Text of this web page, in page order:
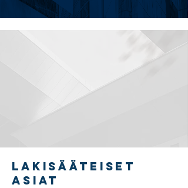
LAKISÄÄTEISET
ASIAT